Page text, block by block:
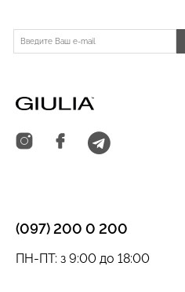
(097) 200 0 200
ПН-ПТ: з 9:00 до 18:00
Бесшовный топ с легкой
SHAPEWEAR nude